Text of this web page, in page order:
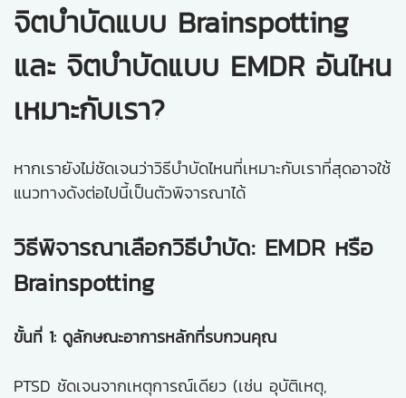
จิตบำบัดแบบ Brainspotting
และ จิตบำบัดแบบ EMDR อันไหน
เหมาะกับเรา?
หากเรายังไม่ชัดเจนว่าวิธีบำบัดไหนที่เหมาะกับเราที่สุดอาจใช้
แนวทางดังต่อไปนี้เป็นตัวพิจารณาได้
วิธีพิจารณาเลือกวิธีบำบัด: EMDR หรือ
Brainspotting
ขั้นที่ 1: ดูลักษณะอาการหลักที่รบกวนคุณ
PTSD ชัดเจนจากเหตุการณ์เดียว (เช่น อุบัติเหตุ,